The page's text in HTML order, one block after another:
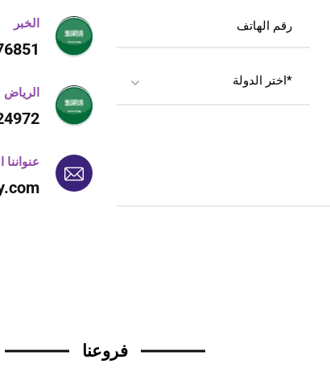
اختر الدولة*
الخبر
- 966+
الرياض
966+
عنواننا
فروعنا